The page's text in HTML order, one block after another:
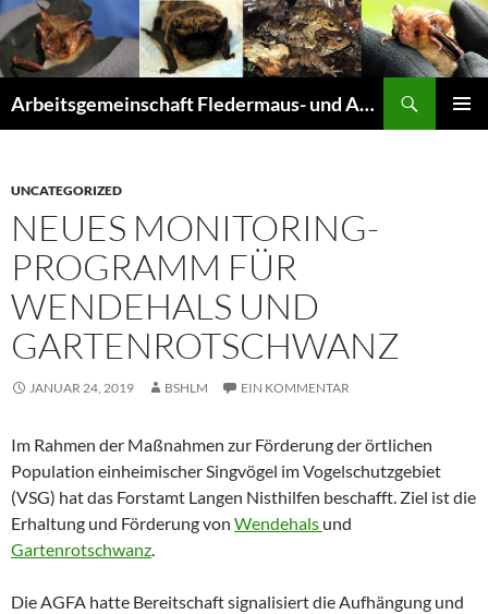
Arbeitsgemeinschaft Fledermaus- und Amphibienschutz Seligenstadt und Mainhausen
UNCATEGORIZED
NEUES MONITORING-
PROGRAMM FÜR
WENDEHALS UND
GARTENROTSCHWANZ
JANUAR 24, 2019 BSHLM EIN KOMMENTAR
Im Rahmen der Maßnahmen zur Förderung der örtlichen
Population einheimischer Singvögel im Vogelschutzgebiet
(VSG) hat das Forstamt Langen Nisthilfen beschafft. Ziel ist die
Erhaltung und Förderung von Wendehals und
Gartenrotschwanz.
Die AGFA hatte Bereitschaft signalisiert die Aufhängung und